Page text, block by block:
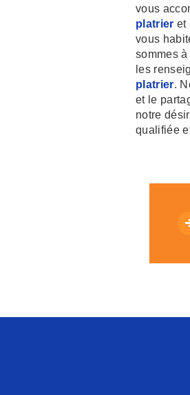
vous
platrier et
vous
sommes
les
platrier.
et le
notre
qualifiée